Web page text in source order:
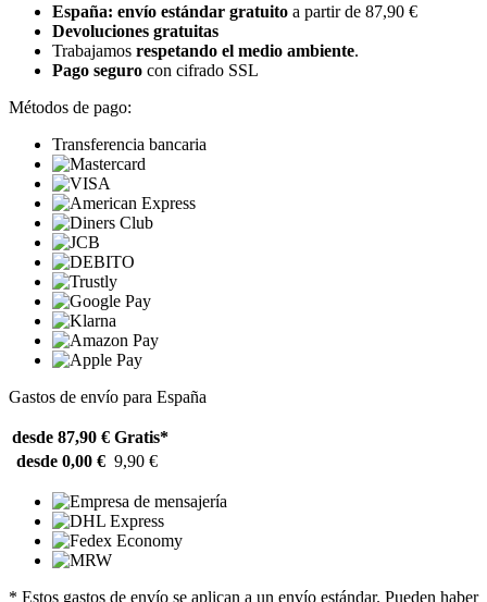
España: envío estándar gratuito a partir de 87,90 €
Devoluciones gratuitas
Trabajamos respetando el medio ambiente.
Pago seguro con cifrado SSL
Métodos de pago:
Transferencia bancaria
Gastos de envío para España
desde 87,90 € Gratis*
desde 0,00 € 9,90 €
* Estos gastos de envío se aplican a un envío estándar. Pueden haber